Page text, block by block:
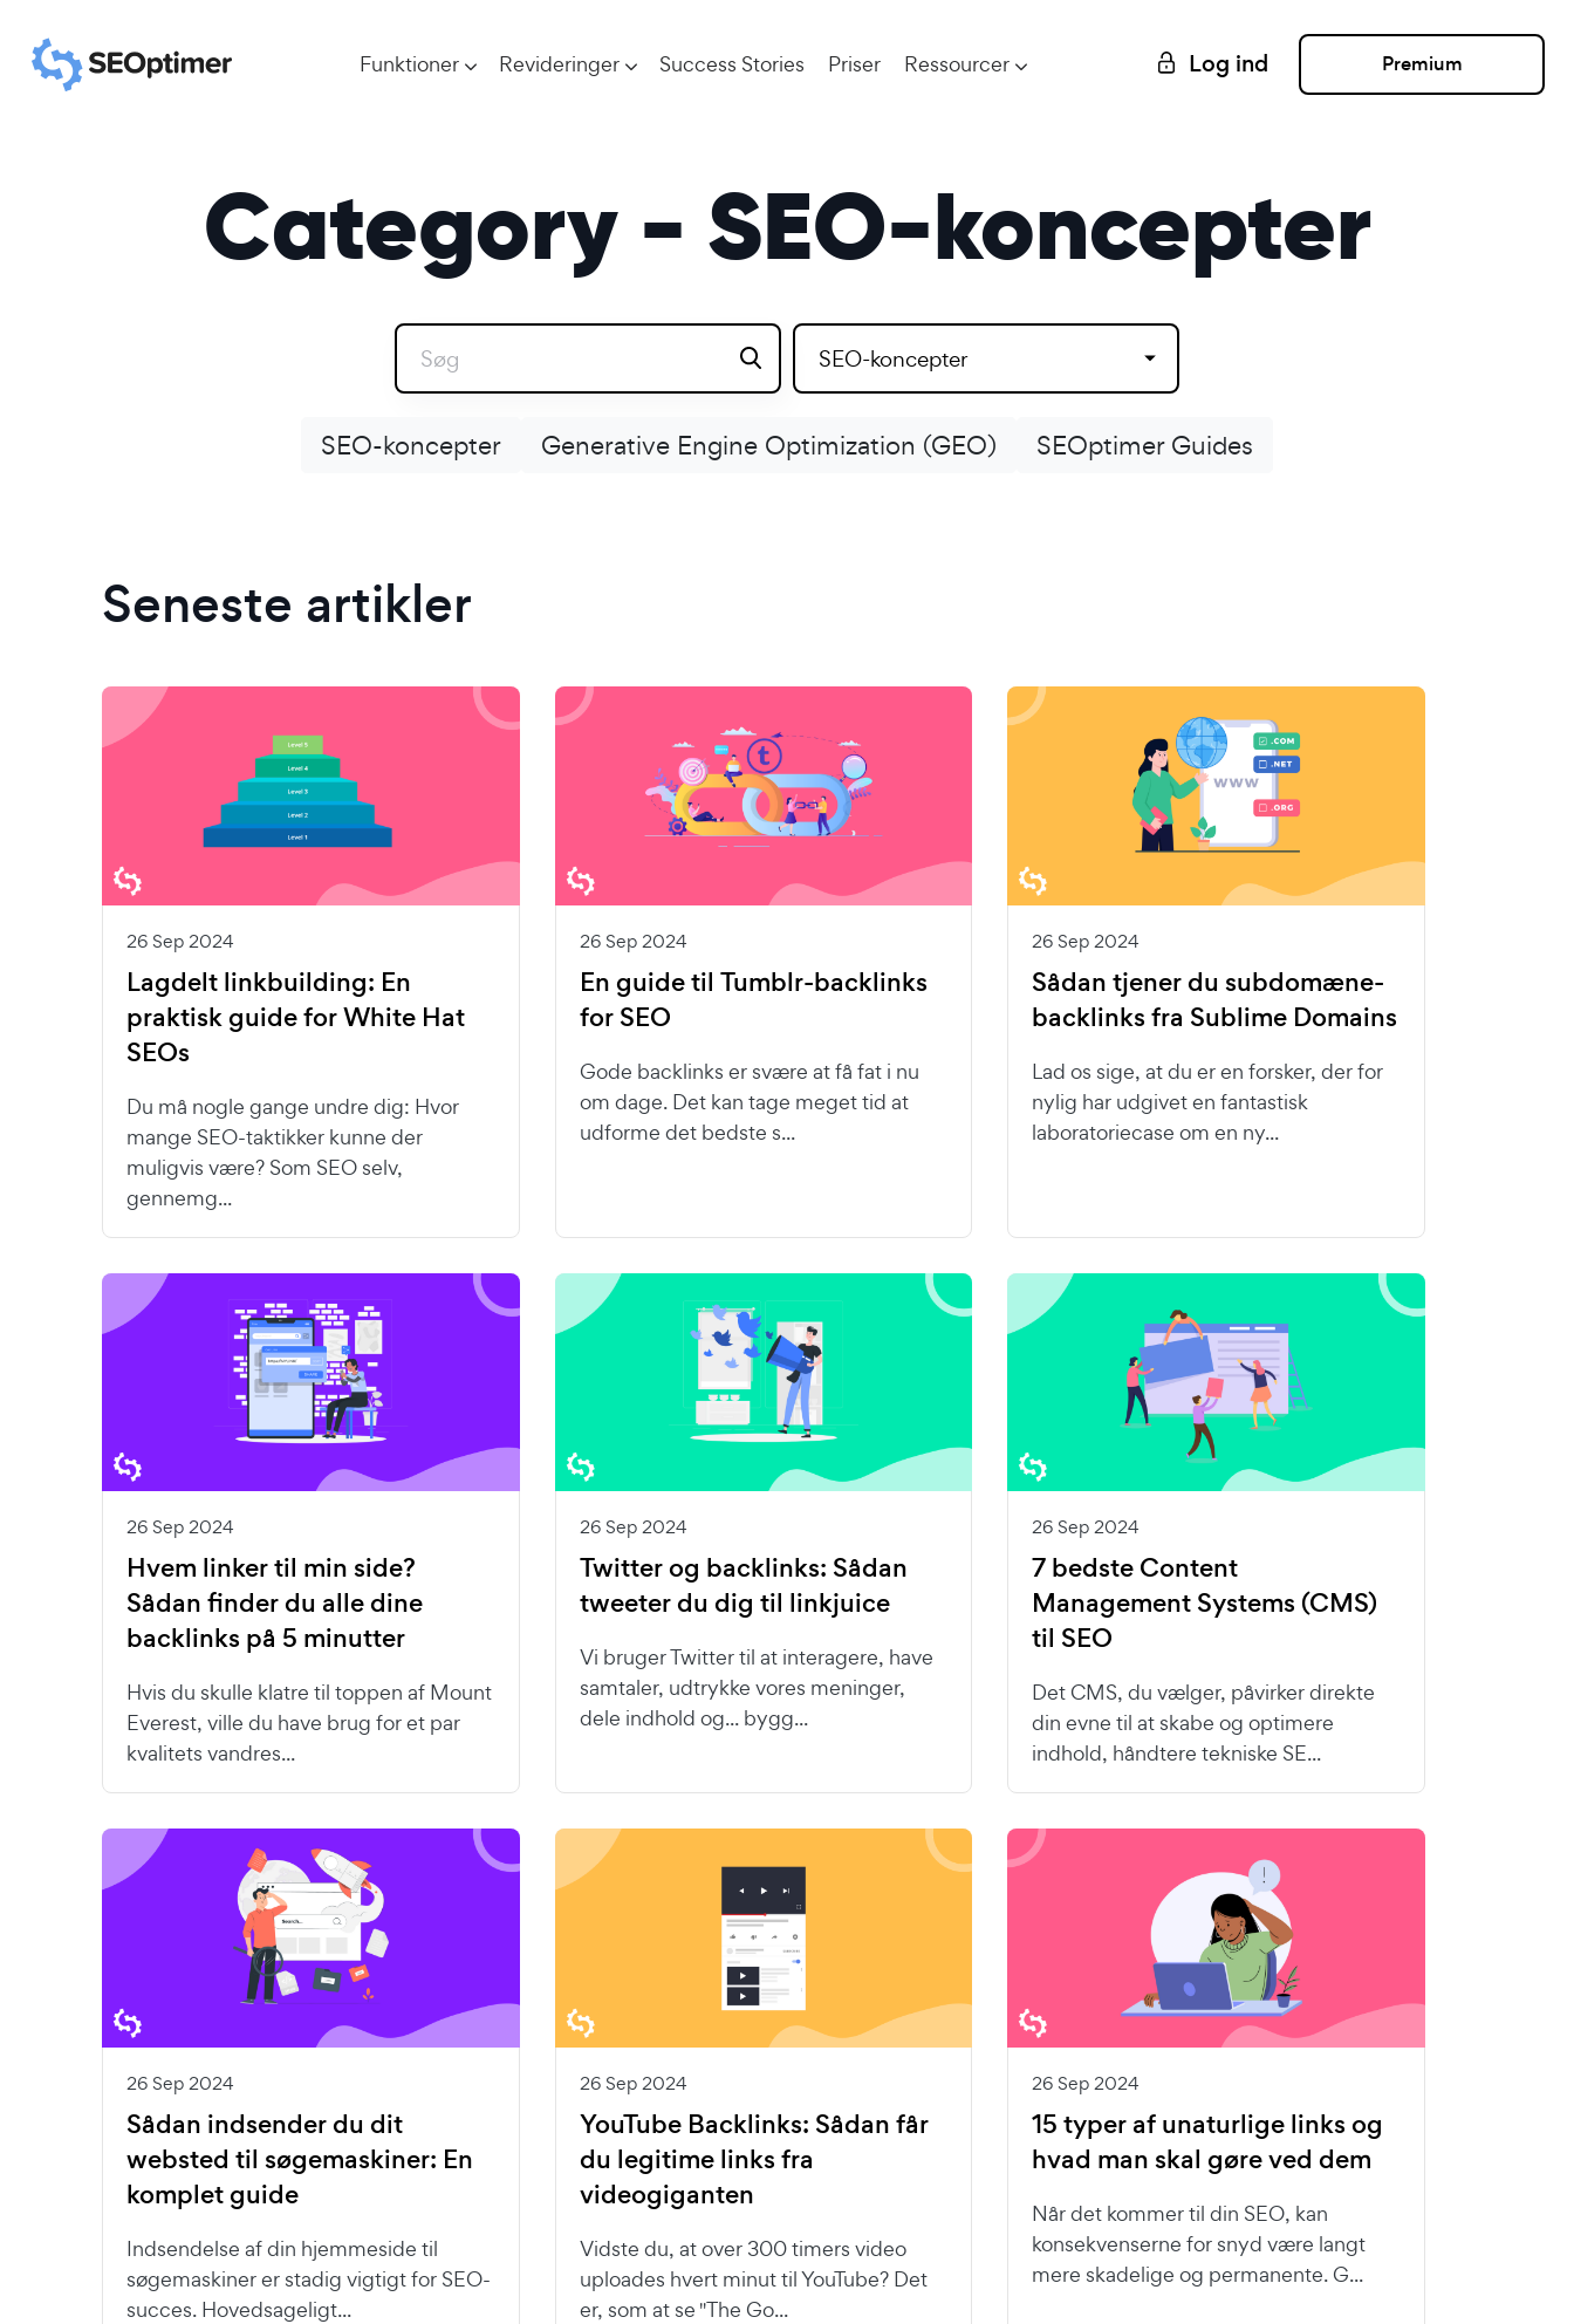
Funktioner Revideringer Success Stories Priser Ressourcer Log ind Premium
Category - SEO-koncepter
SEO-koncepter
SEO-koncepter Generative Engine Optimization (GEO) SEOptimer Guides
Seneste artikler
26 Sep 2024
Lagdelt linkbuilding: En
praktisk guide for White Hat
SEOs
Du må nogle gange undre dig: Hvor
mange SEO-taktikker kunne der
muligvis være? Som SEO selv,
gennemg...
26 Sep 2024
En guide til Tumblr-backlinks
for SEO
Gode backlinks er svære at få fat i nu
om dage. Det kan tage meget tid at
udforme det bedste s...
26 Sep 2024
Sådan tjener du subdomæne-
backlinks fra Sublime Domains
Lad os sige, at du er en forsker, der for
nylig har udgivet en fantastisk
laboratoriecase om en ny...
26 Sep 2024
Hvem linker til min side?
Sådan finder du alle dine
backlinks på 5 minutter
Hvis du skulle klatre til toppen af Mount
Everest, ville du have brug for et par
kvalitets vandres...
26 Sep 2024
Twitter og backlinks: Sådan
tweeter du dig til linkjuice
Vi bruger Twitter til at interagere, have
samtaler, udtrykke vores meninger,
dele indhold og... bygg...
26 Sep 2024
7 bedste Content
Management Systems (CMS)
til SEO
Det CMS, du vælger, påvirker direkte
din evne til at skabe og optimere
indhold, håndtere tekniske SE...
26 Sep 2024
Sådan indsender du dit
websted til søgemaskiner: En
komplet guide
Indsendelse af din hjemmeside til
søgemaskiner er stadig vigtigt for SEO-
succes. Hovedsageligt...
26 Sep 2024
YouTube Backlinks: Sådan får
du legitime links fra
videogiganten
Vidste du, at over 300 timers video
uploades hvert minut til YouTube? Det
er, som at se "The Go...
26 Sep 2024
15 typer af unaturlige links og
hvad man skal gøre ved dem
Når det kommer til din SEO, kan
konsekvenserne for snyd være langt
mere skadelige og permanente. G...